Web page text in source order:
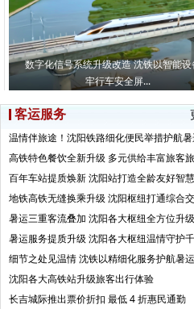
数字化信号系统升级改造 沈铁以智能设
牢行车安全屏...
客运服务
温情伴旅途！沈阳铁路细化便民举措护航
万千旅客出行
高铁特色餐饮全新升级 多元供给丰富旅客
味蕾
百年车站提质焕新 沈阳站打造全龄友好智
运枢纽
地铁高铁无缝换乘升级 沈阳枢纽打通综合
便民链路
暑运三重客流叠加 沈阳各大枢纽全方位升
民客运服务
暑运服务提质升级 沈阳各大枢纽温情守护
旅客出行
细节之处见温情 沈铁以精细化服务护航暑
行
沈阳各大高铁站升级旅客出行体验
长吉城际推出票价折扣 最低 4 折惠民通勤